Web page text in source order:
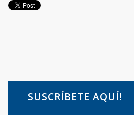
SUSCRÍBETE AQUÍ!